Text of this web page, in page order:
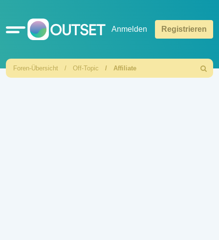
Schnellzugriff Anmelden Registrieren
Foren-Übersicht Off-Topic Affiliate
Suche